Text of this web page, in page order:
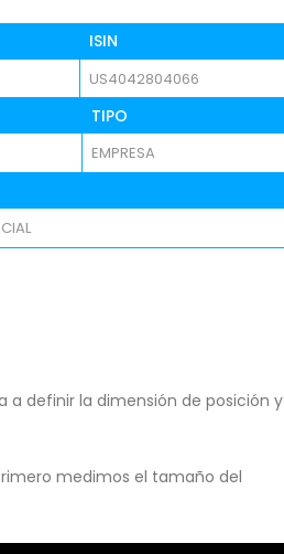
ISIN
US4042804066
TIPO
EMPRESA
a definir la dimensión de posición y
medimos el tamaño del